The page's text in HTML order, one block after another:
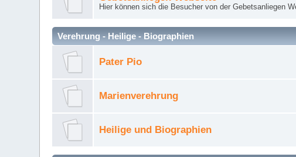
Hier können sich die Besucher von der Gebetsanliegen
Verehrung - Heilige - Biographien
Pater Pio
Marienverehrung
Heilige und Biographien